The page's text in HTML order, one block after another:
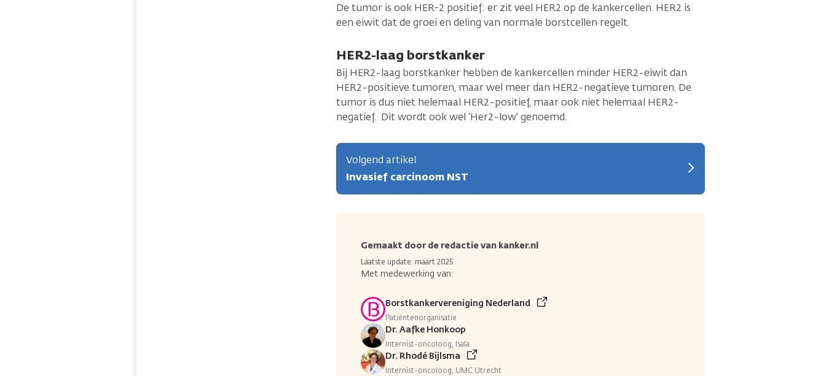
De tumor is ook HER-2 positief: er zit veel HER2 op de kankercellen. HER2 is
een eiwit dat de groei en deling van normale borstcellen regelt.
HER2-laag borstkanker
Bij HER2-laag borstkanker hebben de kankercellen minder HER2-eiwit dan
HER2-positieve tumoren, maar wel meer dan HER2-negatieve tumoren. De
tumor is dus niet helemaal HER2-positief, maar ook niet helemaal HER2-
negatief. Dit wordt ook wel ‘Her2-low’ genoemd.
Volgend artikel
Invasief carcinoom NST
Gemaakt door de redactie van kanker.nl
Laatste update: maart 2025
Met medewerking van:
Borstkankervereniging Nederland
Patiëntenorganisatie
Dr. Aafke Honkoop
Internist-oncoloog, Isala
Dr. Rhodé Bijlsma
Internist-oncoloog, UMC Utrecht